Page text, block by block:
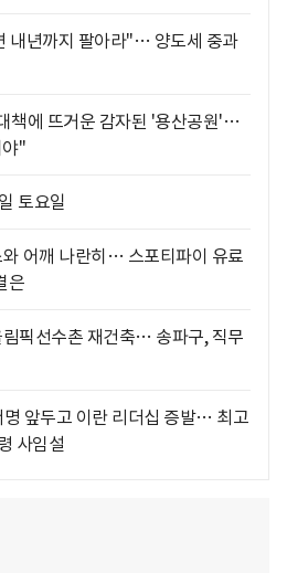
내년까지 팔아라"… 양도세 중과
책에 뜨거운 감자된 '용산공원'…
"
토요일
어깨 나란히… 스포티파이 유료
은
픽선수촌 재건축… 송파구, 직무
앞두고 이란 리더십 증발… 최고
사임설